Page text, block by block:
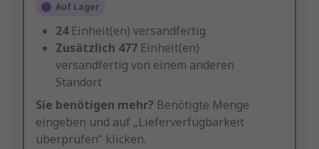
Auf Lager
24 Einheit(en) versandfertig
Zusätzlich 477 Einheit(en)
versandfertig von einem anderen
Standort
Sie benötigen mehr? Benötigte Menge
eingeben und auf „Lieferverfügbarkeit
überprüfen“ klicken.